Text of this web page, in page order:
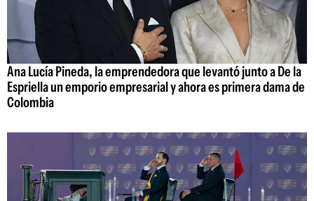
Ana Lucía Pineda, la emprendedora que levantó junto a De la
Espriella un emporio empresarial y ahora es primera dama de
Colombia